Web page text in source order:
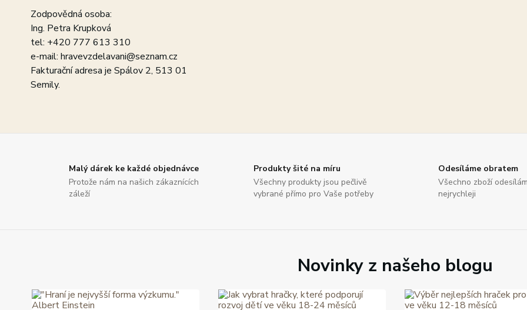
Zodpovědná osoba:
Ing. Petra Krupková
tel: +420 777 613 310
e-mail: hravevzdelavani@seznam.cz
Fakturační adresa je Spálov 2, 513 01
Semily.
Malý dárek ke každé objednávce
Protože nám na našich zákaznících
záleží
Produkty šité na míru
Všechny produkty jsou pečlivě
vybrané přímo pro Vaše potřeby
Odesíláme obratem
Všechno zboží
nejrychleji
Novinky z našeho blogu